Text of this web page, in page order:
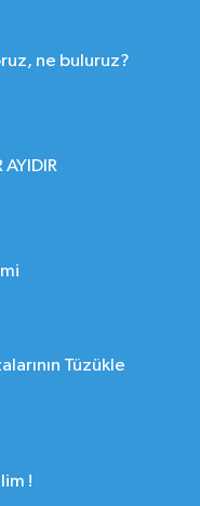
ne buluruz?
AYIDIR
Tüzükle
!